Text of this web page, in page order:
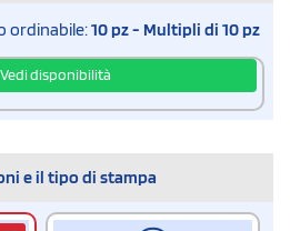
ordinabile:10 pz - Multipli di 10 pz
Vedi disponibilità
e il tipo di stampa